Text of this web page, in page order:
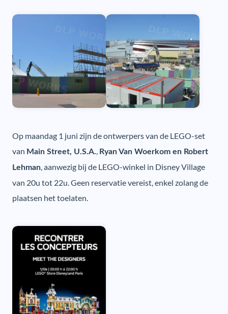
Op maandag 1 juni zijn de ontwerpers van de LEGO-set
van Main Street, U.S.A. Ryan Van Woerkom en Robert
Lehman , aanwezig bij de LEGO-winkel in Disney Village
van 20u tot 22u. Geen reservatie vereist, enkel zolang de
plaatsen het toelaten.